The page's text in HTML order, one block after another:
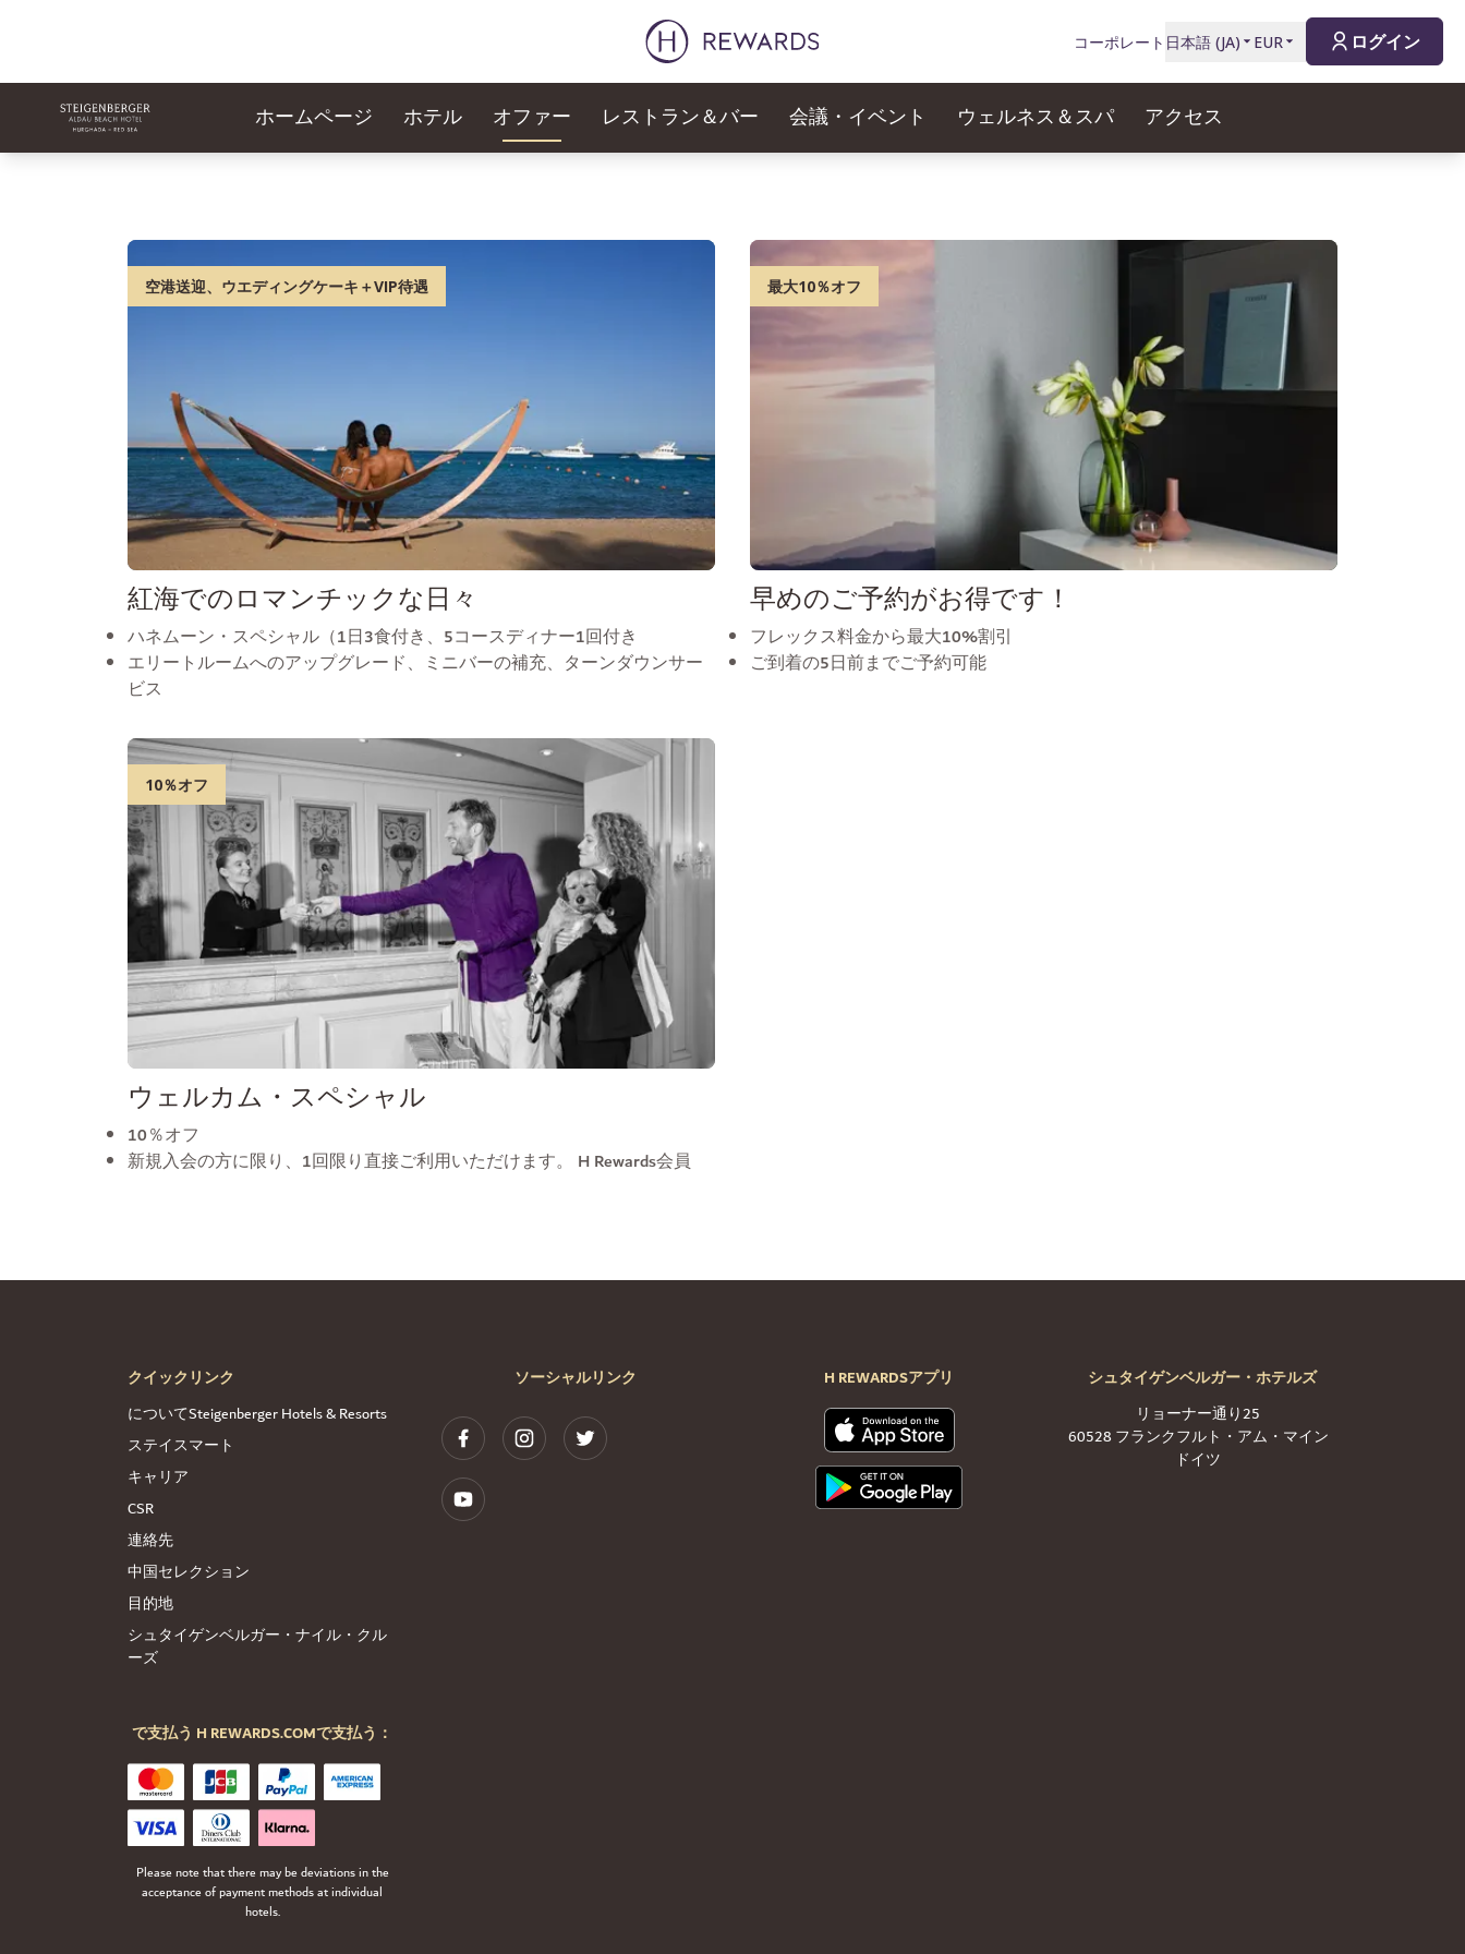
コーポレート 日本語 (JA) EUR ログイン
ホームページ ホテル オファー レストラン＆バー 会議・イベント ウェルネス＆スパ アクセス
空港送迎、ウエディングケーキ＋VIP待遇
紅海でのロマンチックな日々
ハネムーン・スペシャル（1日3食付き、5コースディナー1回付き
エリートルームへのアップグレード、ミニバーの補充、ターンダウンサー
ビス
最大10％オフ
早めのご予約がお得です！
フレックス料金から最大10%割引
ご到着の5日前までご予約可能
10％オフ
ウェルカム・スペシャル
10％オフ
新規入会の方に限り、1回限り直接ご利用いただけます。 H Rewards会員
クイックリンク
についてSteigenberger Hotels & Resorts
ステイスマート
キャリア
CSR
連絡先
中国セレクション
目的地
シュタイゲンベルガー・ナイル・クル
ーズ
ソーシャルリンク H REWARDSアプリ
シュタイゲンベルガー・ホテルズ
リョーナー通り25
60528 フランクフルト・アム・マイン
ドイツ
で支払う H REWARDS.COMで支払う：
Please note that there may be deviations in the
acceptance of payment methods at individual
hotels.